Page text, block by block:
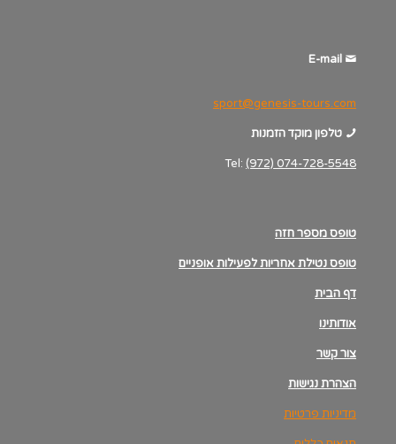
sport@genesis-tours.com
טלפון מוקד הזמנות
Tel: (972) 074-728-5548
טופס מספר חזה
טופס נטילת אחריות לפעילות אופניים
דף הבית
אודותינו
צור קשר
הצהרת נגישות
מדיניות פרטיות